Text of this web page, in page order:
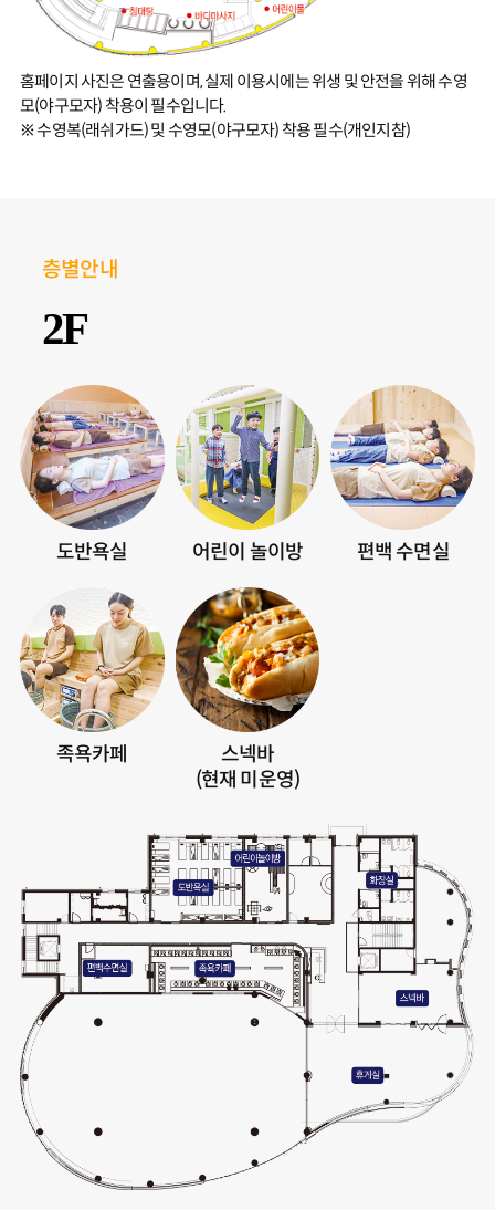
홈페이지 사진은 연출용이며, 실제 이용시에는 위생 및 안전을 위해 수영
모(야구모자) 착용이 필수입니다.
※ 수영복(래쉬가드) 및 수영모(야구모자) 착용 필수(개인지참)
층별안내
2F
도반욕실 어린이 놀이방 편백 수면실
족욕카페
스넥바
(현재 미운영)